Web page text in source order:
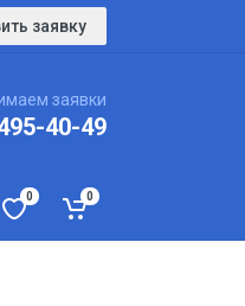
заявку
заявки
40-49
0 0